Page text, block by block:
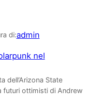
di:admin
nel
dell’Arizona State
futuri ottimisti di Andrew